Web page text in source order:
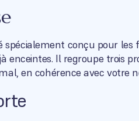
spécialement conçu pour
Il regroupe trois
en cohérence avec votre